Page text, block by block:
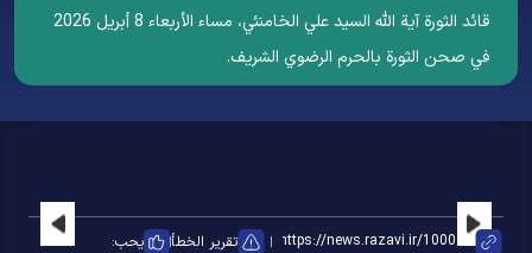
قائد الثورة آية الله السيد علي الخامنئي، مساء الأربعاء 8 أبریل 2026
في صحن الثورة بالحرم الرضوي الشریف.
تقرير الخطأ
يحب: